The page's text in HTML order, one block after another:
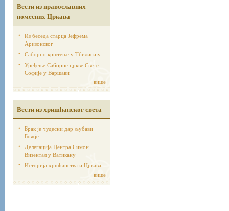
Вести из православних
помесних Цркава
Из беседа старца Јефрема
Аризонског
Саборно крштење у Тбилисију
Уређење Саборне цркве Свете
Софије у Варшави
више
Вести из хришћанског света
Брак је чудесни дар љубави
Божје
Делегација Центра Симон
Визентал у Ватикану
Историја хршћанства и Цркава
више